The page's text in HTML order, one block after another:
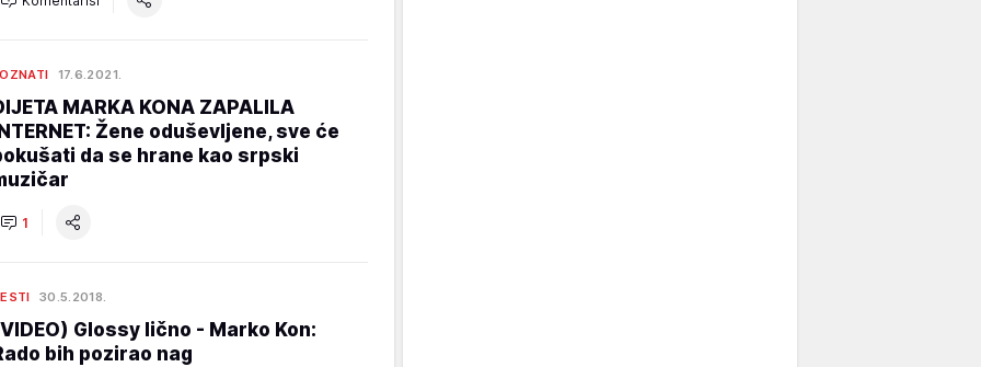
17.6.2021.
MARKA KONA ZAPALILA
Žene oduševljene, sve će
da se hrane kao srpski
1
30.5.2018.
Glossy lično - Marko Kon:
bih pozirao nag